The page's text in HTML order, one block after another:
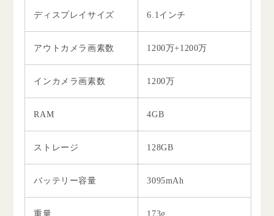
ディスプレイサイズ 6.1インチ
アウトカメラ画素数 1200万+1200万
インカメラ画素数 1200万
RAM 4GB
ストレージ 128GB
バッテリー容量 3095mAh
重量 173g